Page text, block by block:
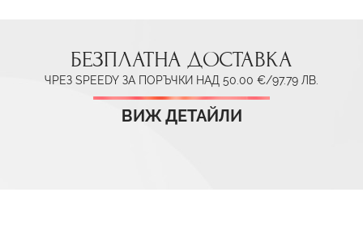
БЕЗПЛАТНА ДОСТАВКА
ЧРЕЗ SPEEDY ЗА ПОРЪЧКИ НАД 50.00 €/97.79 ЛВ.
ВИЖ ДЕТАЙЛИ